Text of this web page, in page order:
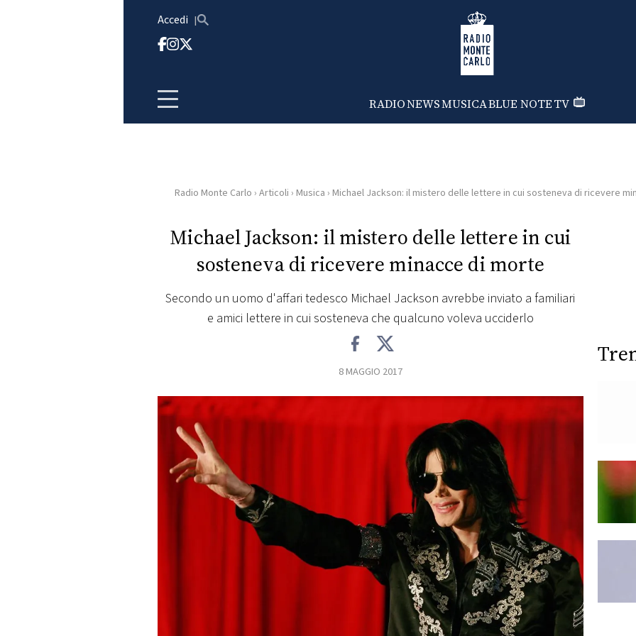
Accedi Radio Monte Carlo
RADIONEWSMUSICABLUE NOTETV
HOME
RADIO
RADIO
FOTO
CONCORSI
Radio Monte Carlo › Articoli › Musica › Michael Jackson: il mistero delle lettere in cui sosteneva di ricevere
Michael Jackson: il mistero delle lettere in cui
sosteneva di ricevere minacce di morte
Secondo un uomo d'affari tedesco Michael Jackson avrebbe inviato a familiari
e amici lettere in cui sosteneva che qualcuno voleva ucciderlo
8 MAGGIO 2017